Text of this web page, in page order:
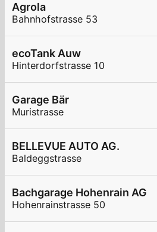
Agrola
Bahnhofstrasse 53
ecoTank Auw
Hinterdorfstrasse 10
Garage Bär
Muristrasse
BELLEVUE AUTO AG.
Baldeggstrasse
Bachgarage Hohenrain AG
Hohenrainstrasse 50